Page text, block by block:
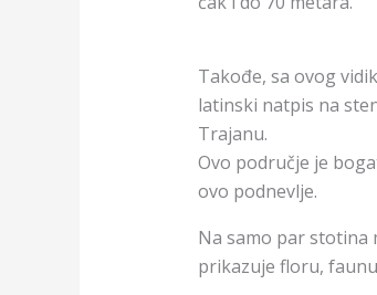
Takođe, sa ovog
latinski natpis na
Trajanu.
Ovo područje je
ovo podnevlje.
Na samo par stotina
prikazuje floru,